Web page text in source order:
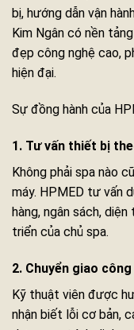
bị, hướng dẫn vận
Kim Ngân có nền
đẹp công nghệ cao,
hiện đại.
Sự đồng hành của
1. Tư vấn thiết bị
Không phải spa nào
máy. HPMED tư vấn
hàng, ngân sách,
triển của chủ spa.
2. Chuyển giao
Kỹ thuật viên được
nhận biết lỗi cơ bản,